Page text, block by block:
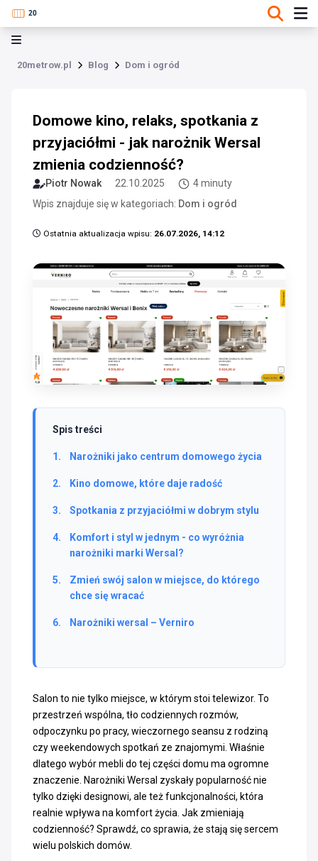
20metrow.pl Blog Dom i ogród
Domowe kino, relaks, spotkania z
przyjaciółmi - jak narożnik Wersal
zmienia codzienność?
Piotr Nowak 22.10.2025
4 minuty
Wpis znajduje się w kategoriach: Dom i ogród
Ostatnia aktualizacja wpisu: 26.07.2026, 14:12
Spis treści
Narożniki jako centrum domowego życia
Kino domowe, które daje radość
Spotkania z przyjaciółmi w dobrym stylu
Komfort i styl w jednym - co wyróżnia
narożniki marki Wersal?
Zmień swój salon w miejsce, do którego
chce się wracać
Narożniki wersal – Verniro
Salon to nie tylko miejsce, w którym stoi telewizor. To
przestrzeń wspólna, tło codziennych rozmów,
odpoczynku po pracy, wieczornego seansu z rodziną
czy weekendowych spotkań ze znajomymi. Właśnie
dlatego wybór mebli do tej części domu ma ogromne
znaczenie. Narożniki Wersal zyskały popularność nie
tylko dzięki designowi, ale też funkcjonalności, która
realnie wpływa na komfort życia. Jak zmieniają
codzienność? Sprawdź, co sprawia, że stają się sercem
wielu polskich domów.